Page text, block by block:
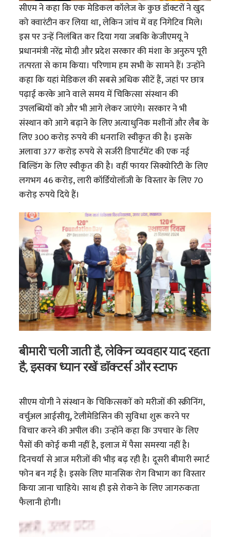
सीएम ने कहा कि एक मेडिकल कॉलेज के कुछ डॉक्टरों ने खुद
को क्वारंटीन कर लिया था, लेकिन जांच में वह निगेटिव मिले।
इस पर उन्हें निलंबित कर दिया गया जबकि केजीएमयू ने
प्रधानमंत्री नरेंद्र मोदी और प्रदेश सरकार की मंशा के अनुरुप पूरी
तत्परता से काम किया। परिणाम हम सभी के सामने हैं। उन्होंने
कहा कि यहां मेडिकल की सबसे अधिक सीटें हैं, जहां पर छात्र
पढ़ाई करके आने वाले समय में चिकित्सा संस्थान की
उपलब्धियों को और भी आगे लेकर जाएंगे। सरकार ने भी
संस्थान को आगे बढ़ाने के लिए अत्याधुनिक मशीनों और लैब के
लिए 300 करोड़ रुपये की धनराशि स्वीकृत की है। इसके
अलावा 377 करोड़ रुपये से सर्जरी डिपार्टमेंट की एक नई
बिल्डिंग के लिए स्वीकृत की है। वहीं फायर सिक्योरिटी के लिए
लगभग 46 करोड़, लारी कॉर्डियोलॉजी के विस्तार के लिए 70
करोड़ रुपये दिये हैं।
बीमारी चली जाती है, लेकिन व्यवहार याद रहता
है, इसका ध्यान रखें डॉक्टर्स और स्टाफ
सीएम योगी ने संस्थान के चिकित्सकाें को मरीजों की स्क्रीनिंग,
वर्चुअल आईसीयू, टेलीमेडिसिन की सुविधा शुरू करने पर
विचार करने की अपील की। उन्होंने कहा कि उपचार के लिए
पैसों की कोई कमी नहीं है, इलाज में पैसा समस्या नहीं है।
दिनचर्या से आज मरीजों की भीड़ बढ़ रही है। दूसरी बीमारी स्मार्ट
फोन बन गई है। इसके लिए मानसिक रोग विभाग का विस्तार
किया जाना चाहिये। साथ ही इसे रोकने के लिए जागरुकता
फैलानी होगी।